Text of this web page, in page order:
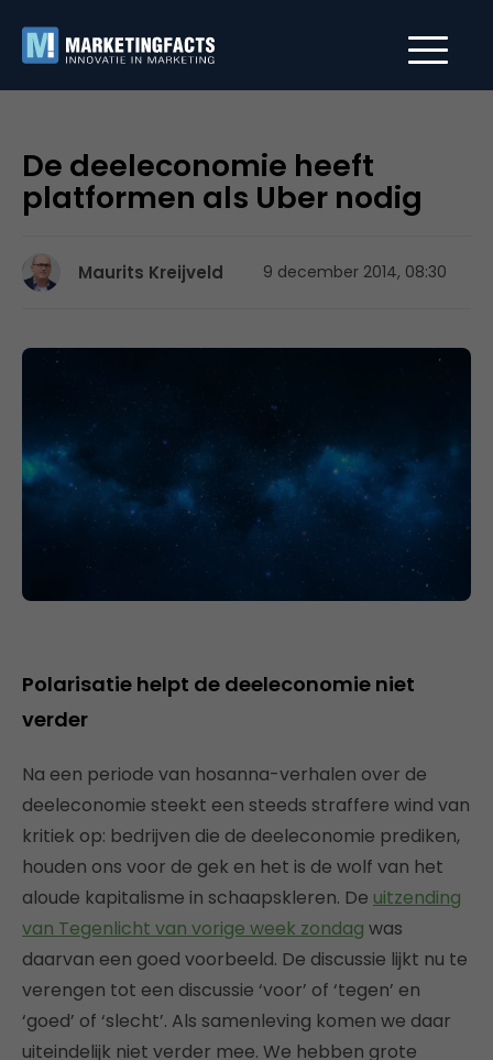
De deeleconomie heeft
platformen als Uber nodig
Maurits Kreijveld 9 december 2014, 08:30
Polarisatie helpt de deeleconomie niet
verder
Na een periode van hosanna-verhalen over de
deeleconomie steekt een steeds straffere wind van
kritiek op: bedrijven die de deeleconomie prediken,
houden ons voor de gek en het is de wolf van het
aloude kapitalisme in schaapskleren. De uitzending
van Tegenlicht van vorige week zondag was
daarvan een goed voorbeeld. De discussie lijkt nu te
verengen tot een discussie ‘voor’ of ‘tegen’ en
‘goed’ of ‘slecht’. Als samenleving komen we daar
uiteindelijk niet verder mee. We hebben grote